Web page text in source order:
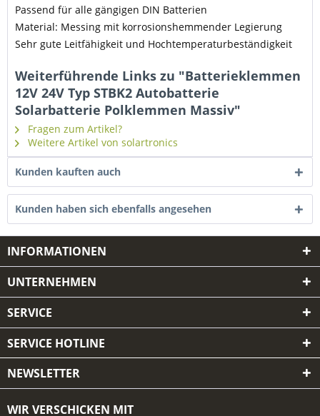
Passend für alle gängigen DIN Batterien
Material: Messing mit korrosionshemmender Legierung
Sehr gute Leitfähigkeit und Hochtemperaturbeständigkeit
Weiterführende Links zu "Batterieklemmen
12V 24V Typ STBK2 Autobatterie
Solarbatterie Polklemmen Massiv"
Fragen zum Artikel?
Weitere Artikel von solartronics
Kunden kauften auch
Kunden haben sich ebenfalls angesehen
INFORMATIONEN
UNTERNEHMEN
SERVICE
SERVICE HOTLINE
NEWSLETTER
WIR VERSCHICKEN MIT